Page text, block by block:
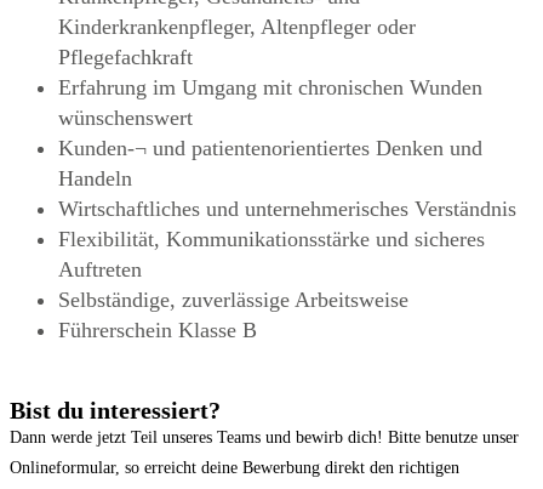
Kinderkrankenpfleger, Altenpfleger oder
Pflegefachkraft
Erfahrung im Umgang mit chronischen Wunden
wünschenswert
Kunden-¬ und patientenorientiertes Denken und
Handeln
Wirtschaftliches und unternehmerisches Verständnis
Flexibilität, Kommunikationsstärke und sicheres
Auftreten
Selbständige, zuverlässige Arbeitsweise
Führerschein Klasse B
Bist du interessiert?
Dann werde jetzt Teil unseres Teams und bewirb dich! Bitte benutze unser
Onlineformular, so erreicht deine Bewerbung direkt den richtigen